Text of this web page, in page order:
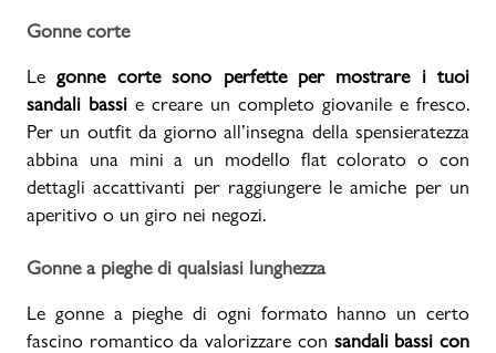
Gonne corte
Legonne corte sono perfette per mostrare i tuoi
sandali bassi e creare un completo giovanile e fresco.
Per un outfit da giorno all’insegna della spensieratezza
abbina una mini a un modello flat colorato o con
dettagli accattivanti per raggiungere le amiche per un
aperitivo o un giro nei negozi.
Gonne a pieghe di qualsiasi lunghezza
Le gonne a pieghe di ogni formato hanno un certo
fascino romantico da valorizzare con sandali bassi con